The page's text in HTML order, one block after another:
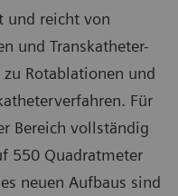
und reicht von
und Transkatheter-
Rotablationen und
Für
Bereich vollständig
550 Quadratmeter
neuen Aufbaus sind